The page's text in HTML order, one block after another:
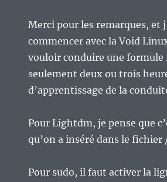
Merci pour les remarques, et
commencer avec la Void
vouloir conduire une formule
seulement deux ou trois
d’apprentissage de la
Pour Lightdm, je pense que
qu’on a inséré dans le
Pour sudo, il faut activer la